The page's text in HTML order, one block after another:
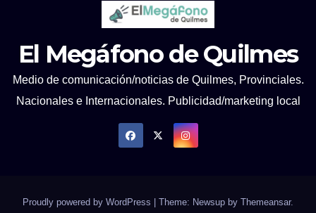
El Megáfono de Quilmes
Medio de comunicación/noticias de Quilmes, Provinciales.
Nacionales e Internacionales. Publicidad/marketing local
Proudly powered by WordPress Theme: Newsup by Themeansar.